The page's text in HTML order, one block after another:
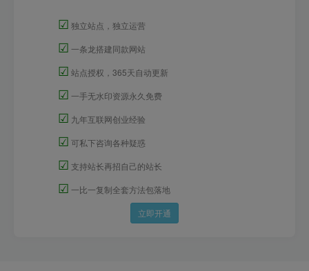
☑ 独立站点，独立运营
☑ 一条龙搭建同款网站
☑ 站点授权，365天自动更新
☑ 一手无水印资源永久免费
☑ 九年互联网创业经验
☑ 可私下咨询各种疑惑
☑ 支持站长再招自己的站长
☑ 一比一复制全套方法包落地
立即开通